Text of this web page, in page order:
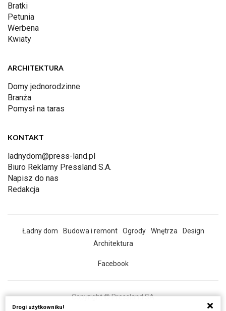
Bratki
Petunia
Werbena
Kwiaty
ARCHITEKTURA
Domy jednorodzinne
Branża
Pomysł na taras
KONTAKT
ladnydom@press-land.pl
Biuro Reklamy Pressland S.A.
Napisz do nas
Redakcja
Ładny dom Budowa i remont Ogrody Wnętrza
Design
Architektura
Facebook
Copyright © Pressland SA
Drogi użytkowniku!